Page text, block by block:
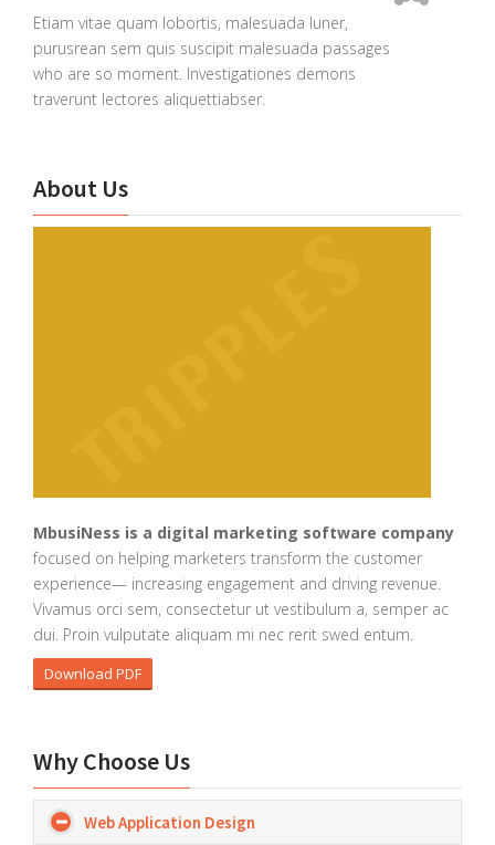
Etiam vitae quam lobortis, malesuada luner,
purusrean sem quis suscipit malesuada passages
who are so moment. Investigationes demons
traverunt lectores aliquettiabser.
About Us
MbusiNess is a digital marketing software company
focused on helping marketers transform the customer
experience— increasing engagement and driving revenue.
Vivamus orci sem, consectetur ut vestibulum a, semper ac
dui. Proin vulputate aliquam mi nec rerit swed entum.
Download PDF
Why Choose Us
Web Application Design